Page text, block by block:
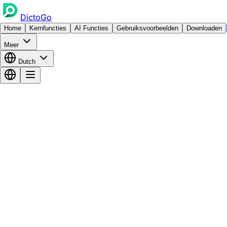
DictoGo
Home Kernfuncties AI Functies Gebruiksvoorbeelden Downloaden
Meer
Dutch